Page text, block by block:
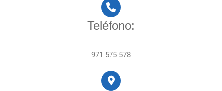
Teléfono:
971 575 578